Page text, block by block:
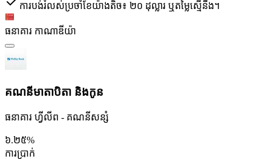
ការបង់រំលស់ប្រចាំខែយ៉ាងតិច៖ ២០ ដុល្លារ ឬតម្លៃស្មើនឹង។
ធនាគារ កាណាឌីយ៉ា
គណនីមាតាបិតា និងកូន
ធនាគារ ហ្វីលីព - គណនី​សន្សំ
៦.២៥%
ការប្រាក់